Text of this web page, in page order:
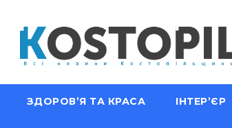
ЗДОРОВ’Я ТА КРАСА ІНТЕР’ЄР